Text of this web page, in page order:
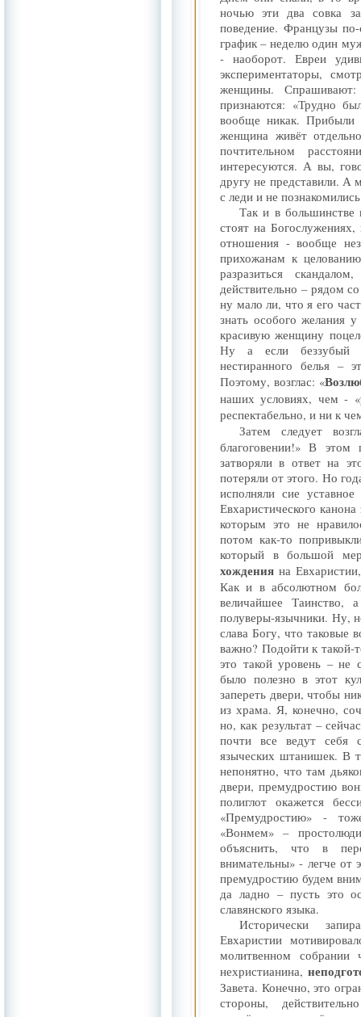
ночью эти два совка
поведение. Французы
график – неделю один
- наоборот. Евреи
экспериментаторы,
женщины. Спрашивают:
признаются: «Трудно
вообще никак.
женщина живёт
почтительном
интересуются. А вы,
другу не представили. А
с леди и не
Так и в большинстве
стоят на
отношения - вообще
прихожанам к
разразиться
действительно – рядом
ну мало ли, что я его
знать особого желания
красивую женщину
Ну а если беззубый
нестиранного белья –
Поэтому, возглас: «
наших условиях, чем - «
респектабельно, и ни к
Затем следует
благоговении!» В
затворяли в ответ на
потеряли от этого. Но
исполняли сие
Евхаристического
которым это не
потом как-то
который в большой
хождения на
Как и в абсолютном
величайшее Таинство,
полуверы-язычники. Ну,
слава Богу, что
важно? Подойти к такой-
это такой уровень – не
было полезно в этот
запереть двери, чтобы
из храма. Я, конечно,
но, как результат –
почти все ведут себя
языческих штанишек. В
непонятно, что там
двери, премудростию
полиглот окажется
«Премудростию» -
«Вонмем» –
объяснить, что в
внимательны» - легче от
премудростию будем
да ладно – пусть это
славянского языка.
Исторически
Евхаристии
молитвенном собрании
нехристианина,
Завета. Конечно, это
стороны,